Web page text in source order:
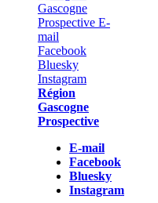
Région
Gascogne
Prospective
E-mail
Facebook
Bluesky
Instagram